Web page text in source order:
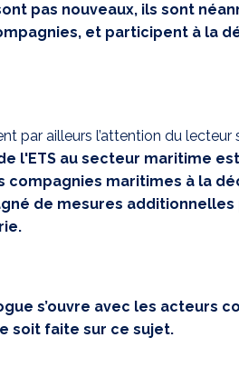
pas nouveaux, ils sont
et participent à la
par ailleurs l’attention du lecteur
l'ETS au secteur maritime
compagnies maritimes à la
de mesures
s’ouvre avec les acteurs
soit faite sur ce sujet.